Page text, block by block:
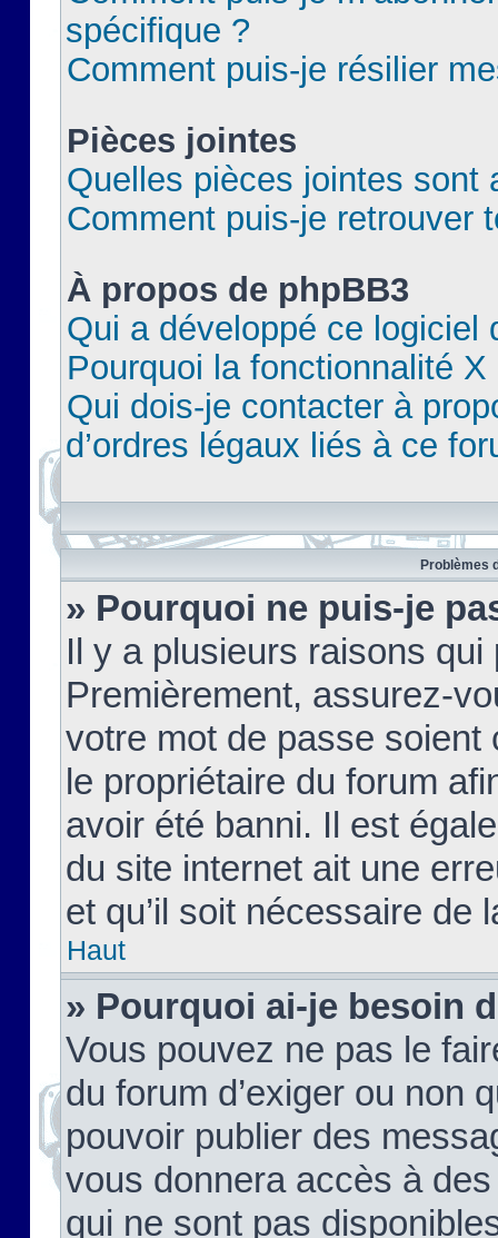
spécifique ?
Comment puis-je résilier
Pièces jointes
Quelles pièces jointes sont
Comment puis-je retrouver
À propos de phpBB3
Qui a développé ce logiciel
Pourquoi la fonctionnalité X
Qui dois-je contacter à
d’ordres légaux liés à ce
Problèmes
» Pourquoi ne puis-je
Il y a plusieurs raisons
Premièrement, assurez-
votre mot de passe soient
le propriétaire du forum
avoir été banni. Il est
du site internet ait une
et qu’il soit nécessaire de
Haut
» Pourquoi ai-je besoin
Vous pouvez ne pas le
du forum d’exiger ou non
pouvoir publier des
vous donnera accès à
qui ne sont pas